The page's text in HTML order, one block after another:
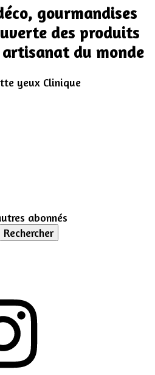
gourmandises
des produits
du monde
abonnés